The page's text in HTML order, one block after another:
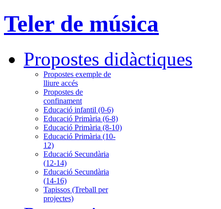
Teler de música
Propostes didàctiques
Propostes exemple de
lliure accés
Propostes de
confinament
Educació infantil (0-6)
Educació Primària (6-8)
Educació Primària (8-10)
Educació Primària (10-
12)
Educació Secundària
(12-14)
Educació Secundària
(14-16)
Tapissos (Treball per
projectes)